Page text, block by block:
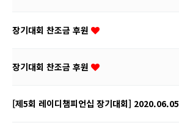
장기대회 찬조금 후원
장기대회 찬조금 후원
[제5회 레이디챔피언십 장기대회] 2020.06.05